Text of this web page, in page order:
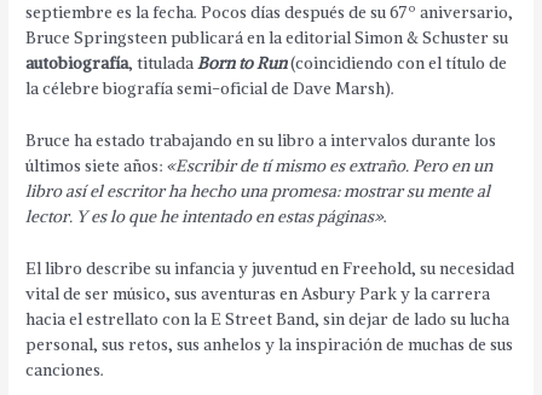
septiembre es la fecha. Pocos días después de su 67º aniversario,
Bruce Springsteen publicará en la editorial Simon & Schuster su
autobiografía, tituladaBorn to Run(coincidiendo con el título de
la célebre biografía semi-oficial de Dave Marsh).
Bruce ha estado trabajando en su libro a intervalos durante los
últimos siete años: «Escribir de tí mismo es extraño. Pero en un
libro así el escritor ha hecho una promesa: mostrar su mente al
lector. Y es lo que he intentado en estas páginas».
El libro describe su infancia y juventud en Freehold, su necesidad
vital de ser músico, sus aventuras en Asbury Park y la carrera
hacia el estrellato con la E Street Band, sin dejar de lado su lucha
personal, sus retos, sus anhelos y la inspiración de muchas de sus
canciones.